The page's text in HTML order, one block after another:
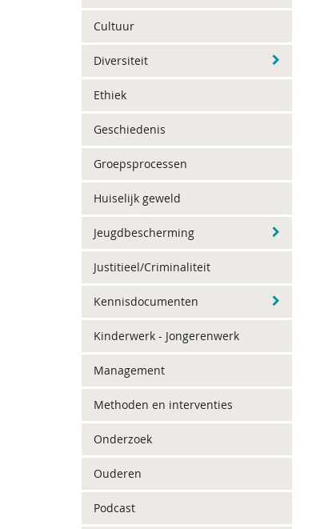
Cultuur
Diversiteit
Ethiek
Geschiedenis
Groepsprocessen
Huiselijk geweld
Jeugdbescherming
Justitieel/Criminaliteit
Kennisdocumenten
Kinderwerk - Jongerenwerk
Management
Methoden en interventies
Onderzoek
Ouderen
Podcast